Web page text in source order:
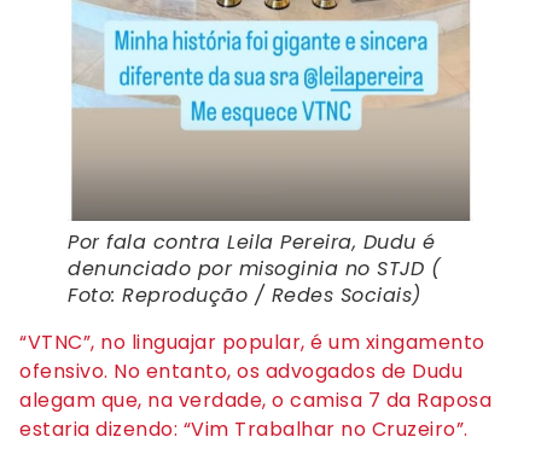
Por fala contra Leila Pereira, Dudu é
denunciado por misoginia no STJD (
Foto: Reprodução / Redes Sociais)
“VTNC”, no linguajar popular, é um xingamento
ofensivo. No entanto, os advogados de Dudu
alegam que, na verdade, o camisa 7 da Raposa
estaria dizendo: “Vim Trabalhar no Cruzeiro”.